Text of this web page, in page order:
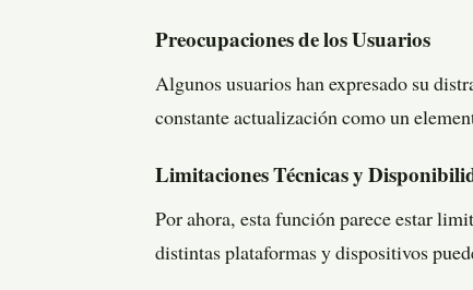
Preocupaciones de los Usuarios
Algunos usuarios han expresado su
constante actualización como un
Limitaciones Técnicas y
Por ahora, esta función parece estar
distintas plataformas y dispositivos